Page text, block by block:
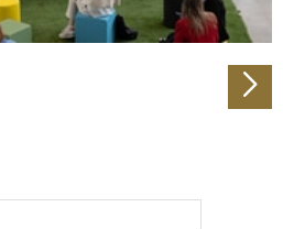
an unsere Partner für
und Analysen weiter. Unsere
möglicherweise mit
die Sie ihnen bereitgestellt